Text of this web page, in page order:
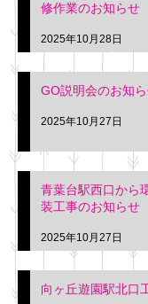
修作業のお知らせ
2025年10月28日
GO説明会のお知
2025年10月27日
青葉台駅西口から
装工事のお知らせ
2025年10月27日
向ヶ丘遊園駅北口